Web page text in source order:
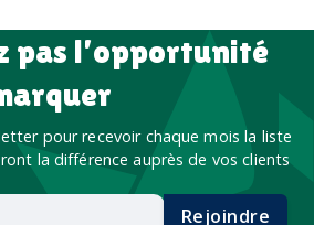
pas l’opportunité
pour recevoir chaque mois la liste
la différence auprès de vos clients
Rejoindre